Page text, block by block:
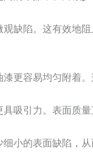
缺陷。这有效地
更容易均匀附着。
吸引力。表面质
小的表面缺陷，从